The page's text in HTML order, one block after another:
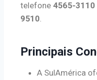
telefone 4565-3110
9510.
Principais
A SulAmérica